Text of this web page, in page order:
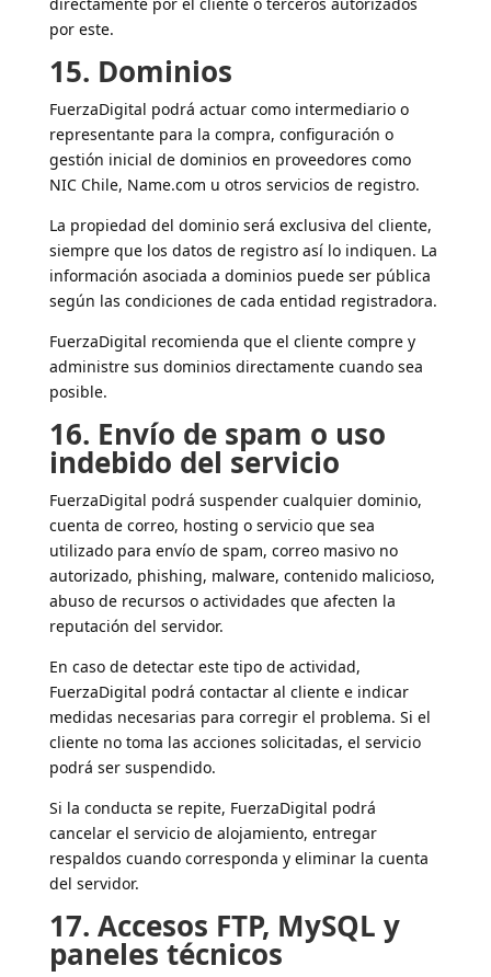
por este.
15. Dominios
FuerzaDigital podrá actuar como intermediario o
representante para la compra, configuración o
gestión inicial de dominios en proveedores como
NIC Chile, Name.com u otros servicios de registro.
La propiedad del dominio será exclusiva del cliente,
siempre que los datos de registro así lo indiquen. La
información asociada a dominios puede ser pública
según las condiciones de cada entidad registradora.
FuerzaDigital recomienda que el cliente compre y
administre sus dominios directamente cuando sea
posible.
16. Envío de spam o uso
indebido del servicio
FuerzaDigital podrá suspender cualquier dominio,
cuenta de correo, hosting o servicio que sea
utilizado para envío de spam, correo masivo no
autorizado, phishing, malware, contenido malicioso,
abuso de recursos o actividades que afecten la
reputación del servidor.
En caso de detectar este tipo de actividad,
FuerzaDigital podrá contactar al cliente e indicar
medidas necesarias para corregir el problema. Si el
cliente no toma las acciones solicitadas, el servicio
podrá ser suspendido.
Si la conducta se repite, FuerzaDigital podrá
cancelar el servicio de alojamiento, entregar
respaldos cuando corresponda y eliminar la cuenta
del servidor.
17. Accesos FTP, MySQL y
paneles técnicos